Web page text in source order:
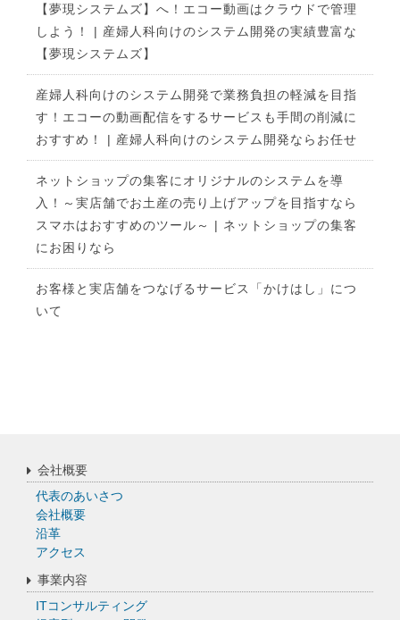
【夢現システムズ】へ！エコー動画はクラウドで管理
しよう！ | 産婦人科向けのシステム開発の実績豊富な
【夢現システムズ】
産婦人科向けのシステム開発で業務負担の軽減を目指
す！エコーの動画配信をするサービスも手間の削減に
おすすめ！ | 産婦人科向けのシステム開発ならお任せ
ネットショップの集客にオリジナルのシステムを導
入！～実店舗でお土産の売り上げアップを目指すなら
スマホはおすすめのツール～ | ネットショップの集客
にお困りなら
お客様と実店舗をつなげるサービス「かけはし」につ
いて
会社概要
代表のあいさつ
会社概要
沿革
アクセス
事業内容
ITコンサルティング